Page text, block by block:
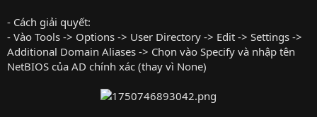
- Cách giải quyết:
- Vào Tools -> Options -> User Directory -> Edit -> Settings ->
Additional Domain Aliases -> Chọn vào Specify và nhập tên
NetBIOS của AD chính xác (thay vì None)